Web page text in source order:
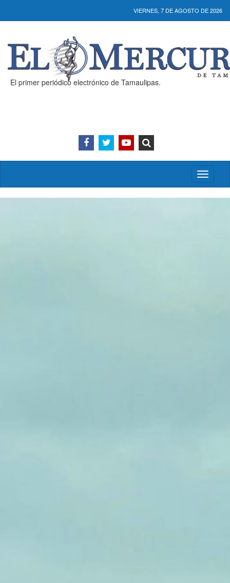
VIERNES, 7 DE AGOSTO DE 2026
El primer periódico electrónico de Tamaulipas.
Activar/
menú